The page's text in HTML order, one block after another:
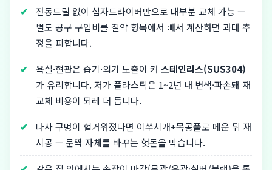
전동드릴 없이 십자드라이버만으로 대부분 교체 가능 —
별도 공구 구입비를 절약 항목에서 빼서 계산하면 과대 추
정을 피합니다.
욕실·현관은 습기·외기 노출이 커 스테인리스(SUS304)
가 유리합니다. 저가 플라스틱은 1~2년 내 변색·파손돼 재
교체 비용이 되레 더 듭니다.
나사 구멍이 헐거워졌다면 이쑤시개+목공풀로 메운 뒤 재
시공 — 문짝 자체를 바꾸는 헛돈을 막습니다.